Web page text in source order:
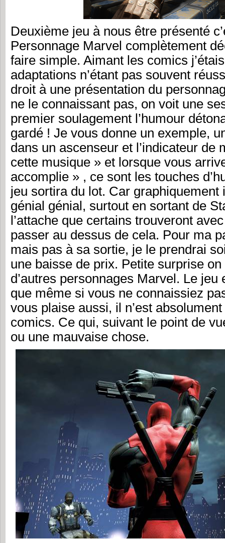
Deuxième jeu à nous être présenté
Personnage Marvel complètement
faire simple. Aimant les comics
adaptations n’étant pas souvent
droit à une présentation du
ne le connaissant pas, on voit une
premier soulagement l’humour
gardé ! Je vous donne un exemple,
dans un ascenseur et l’indicateur de
cette musique » et lorsque vous
accomplie » , ce sont les touches
jeu sortira du lot. Car graphiquement
génial génial, surtout en sortant de
l’attache que certains trouveront
passer au dessus de cela. Pour ma
mais pas à sa sortie, je le prendrai
une baisse de prix. Petite surprise
d’autres personnages Marvel. Le jeu
que même si vous ne connaissiez
vous plaise aussi, il n’est
comics. Ce qui, suivant le point de
ou une mauvaise chose.